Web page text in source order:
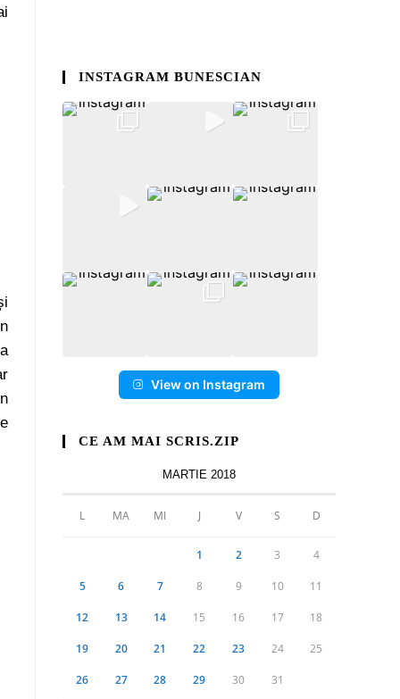
INSTAGRAM BUNESCIAN
View on Instagram
CE AM MAI SCRIS.ZIP
MARTIE 2018
L MA MI J V S D
1 2 3 4
5 6 7 8 9 10 11
12 13 14 15 16 17 18
19 20 21 22 23 24 25
26 27 28 29 30 31